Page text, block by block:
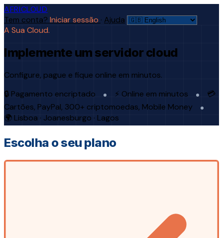
AFRICLOUD
Tem conta? Iniciar sessão · Ajuda
A Sua Cloud.
Implemente um servidor cloud
Configure, pague e fique online em minutos.
🔒 Pagamento encriptado
⚡ Online em minutos
💳
Cartões, PayPal, 300+ criptomoedas, Mobile Money
🌍 Lisboa · Joanesburgo · Lagos
Escolha o seu plano